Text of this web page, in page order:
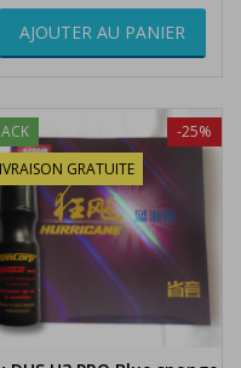
AJOUTER AU PANIER
GRATUITE
-25%